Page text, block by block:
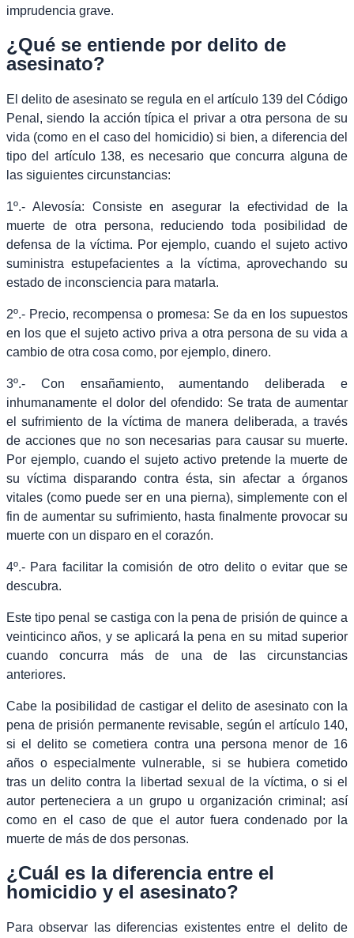
imprudencia grave.
¿Qué se entiende por delito de
asesinato?
El delito de asesinato se regula en el artículo 139 del Código
Penal, siendo la acción típica el privar a otra persona de su
vida (como en el caso del homicidio) si bien, a diferencia del
tipo del artículo 138, es necesario que concurra alguna de
las siguientes circunstancias:
1º.- Alevosía: Consiste en asegurar la efectividad de la
muerte de otra persona, reduciendo toda posibilidad de
defensa de la víctima. Por ejemplo, cuando el sujeto activo
suministra estupefacientes a la víctima, aprovechando su
estado de inconsciencia para matarla.
2º.- Precio, recompensa o promesa: Se da en los supuestos
en los que el sujeto activo priva a otra persona de su vida a
cambio de otra cosa como, por ejemplo, dinero.
3º.- Con ensañamiento, aumentando deliberada e
inhumanamente el dolor del ofendido: Se trata de aumentar
el sufrimiento de la víctima de manera deliberada, a través
de acciones que no son necesarias para causar su muerte.
Por ejemplo, cuando el sujeto activo pretende la muerte de
su víctima disparando contra ésta, sin afectar a órganos
vitales (como puede ser en una pierna), simplemente con el
fin de aumentar su sufrimiento, hasta finalmente provocar su
muerte con un disparo en el corazón.
4º.- Para facilitar la comisión de otro delito o evitar que se
descubra.
Este tipo penal se castiga con la pena de prisión de quince a
veinticinco años, y se aplicará la pena en su mitad superior
cuando concurra más de una de las circunstancias
anteriores.
Cabe la posibilidad de castigar el delito de asesinato con la
pena de prisión permanente revisable, según el artículo 140,
si el delito se cometiera contra una persona menor de 16
años o especialmente vulnerable, si se hubiera cometido
tras un delito contra la libertad sexual de la víctima, o si el
autor perteneciera a un grupo u organización criminal; así
como en el caso de que el autor fuera condenado por la
muerte de más de dos personas.
¿Cuál es la diferencia entre el
homicidio y el asesinato?
Para observar las diferencias existentes entre el delito de